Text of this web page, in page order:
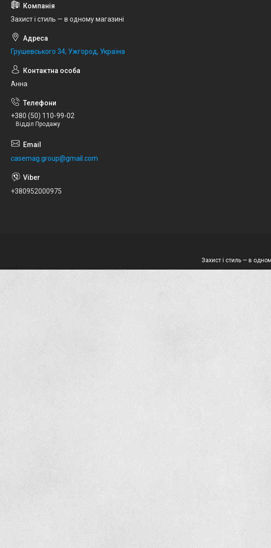
Захист і стиль — в одному магазині
Грушевського 34, Ужгород, Україна
Анна
+380 (50) 110-99-02
Відділ Продажу
casemag.group@gmail.com
+380952000975